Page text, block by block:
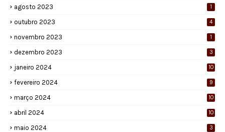
agosto 2023 1
outubro 2023 4
novembro 2023 1
dezembro 2023 3
janeiro 2024 10
fevereiro 2024 9
março 2024 10
abril 2024 10
maio 2024 3